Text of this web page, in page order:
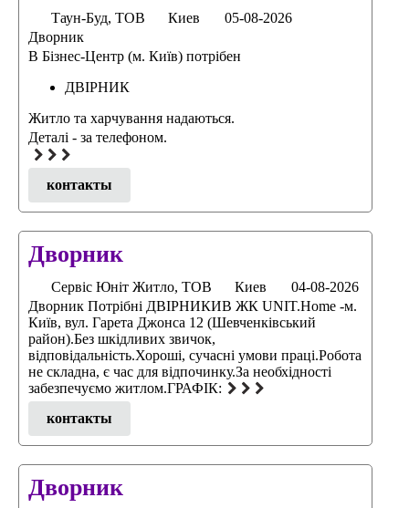
Таун-Буд, ТОВ Киев
05-08-2026
Дворник
В Бізнес-Центр (м. Київ) потрібен
ДВІРНИК
Житло та харчування надаються.
Деталі - за телефоном.
контакты
Дворник
Сервіс Юніт Житло, ТОВ Киев
04-08-2026
Дворник Потрібні ДВІРНИКИВ ЖК UNIT.Home -м.
Київ, вул. Гарета Джонса 12 (Шевченківський
район).Без шкідливих звичок,
відповідальність.Хороші, сучасні умови праці.Робота
не складна, є час для відпочинку.За необхідності
забезпечуємо житлом.ГРАФІК:
контакты
Дворник